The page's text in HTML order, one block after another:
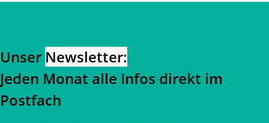
Unser Newsletter:
Jeden Monat alle Infos direkt im
Postfach